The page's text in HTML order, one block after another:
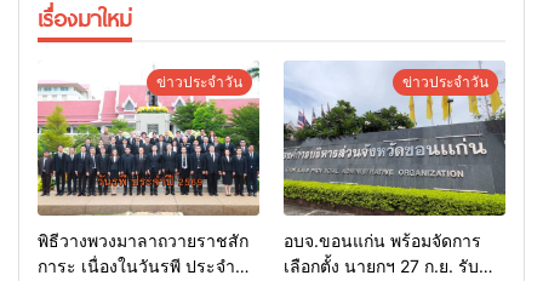
เรื่องมาใหม่
ข่าวประจำวัน
พิธีวางพวงมาลาถวายราชสัก
การะ เนื่องในวันรพี ประจำปี
ข่าวประจำวัน
อบจ.ขอนแก่น พร้อมจัดการ
เลือกตั้ง นายกฯ 27 ก.ย. รับ